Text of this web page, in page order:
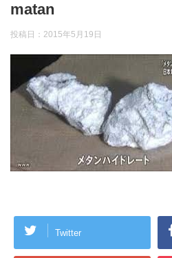
matan
投稿日： 2015年5月19日
Twitter